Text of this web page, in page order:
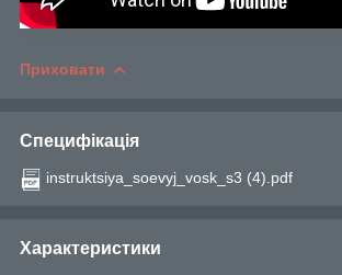
Приховати
Специфікація
instruktsiya_soevyj_vosk_s3 (4).pdf
Характеристики